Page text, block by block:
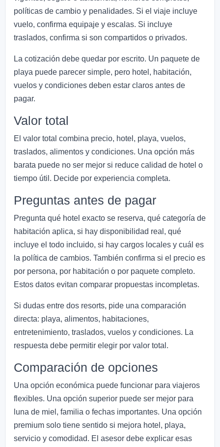
políticas de cambio y penalidades. Si el viaje incluye
vuelo, confirma equipaje y escalas. Si incluye
traslados, confirma si son compartidos o privados.
La cotización debe quedar por escrito. Un paquete de
playa puede parecer simple, pero hotel, habitación,
vuelos y condiciones deben estar claros antes de
pagar.
Valor total
El valor total combina precio, hotel, playa, vuelos,
traslados, alimentos y condiciones. Una opción más
barata puede no ser mejor si reduce calidad de hotel o
tiempo útil. Decide por experiencia completa.
Preguntas antes de pagar
Pregunta qué hotel exacto se reserva, qué categoría de
habitación aplica, si hay disponibilidad real, qué
incluye el todo incluido, si hay cargos locales y cuál es
la política de cambios. También confirma si el precio es
por persona, por habitación o por paquete completo.
Estos datos evitan comparar propuestas incompletas.
Si dudas entre dos resorts, pide una comparación
directa: playa, alimentos, habitaciones,
entretenimiento, traslados, vuelos y condiciones. La
respuesta debe permitir elegir por valor total.
Comparación de opciones
Una opción económica puede funcionar para viajeros
flexibles. Una opción superior puede ser mejor para
luna de miel, familia o fechas importantes. Una opción
premium solo tiene sentido si mejora hotel, playa,
servicio y comodidad. El asesor debe explicar esas